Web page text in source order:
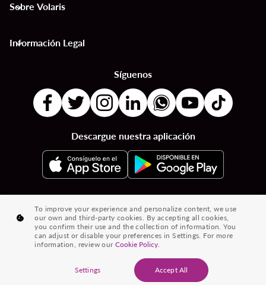
Sobre Volaris
keyboard_arrow_down
Información Legal
keyboard_arrow_down
Síguenos
Descargue nuestra aplicación
Destinos por Países | Destinos por Ciudades | Vuelos desde País a País
Vuelos de Ciudad a Ciudad | Vuelos de Países a Ciudades |
Vuelos desde Ciudades | Vuelos desde Países
® 2026 Volaris y su logotipo son marcas registradas de Volaris
To improve your experience and personalize content, we use
our own and third-party cookies. By accepting all cookies,
you confirm their use and the collection of information. You
can adjust or disable your preferences in Settings. For more
information, review ourCookie Policy.
Settings Accept All